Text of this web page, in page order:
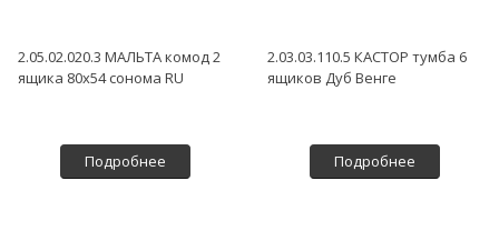
2.05.02.020.3 МАЛЬТА комод 2
ящика 80х54 сонома RU
Подробнее
2.03.03.110.5 КАСТОР тумба 6
ящиков Дуб Венге
Подробнее